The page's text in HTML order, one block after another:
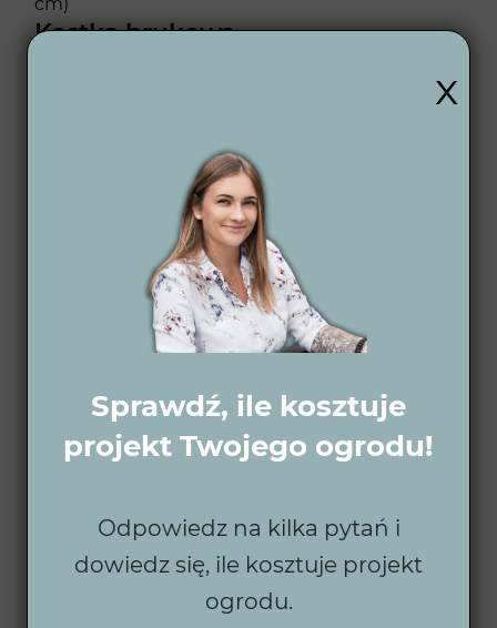
Kostka brukowa
użyta do stworzenia ścieżek i obramowania
Do połączenia różnych poziomów ogrodu
wykorzystaliśmy schody JERSEY 21 Granite
wymiarach 100x35x15 cm, które idealnie wpisały
Obrzeża
Bau – prosty i minimalistyczny design.
Kamienne obrzeżeJULIE blue stone
– wytrzymałe i eleganckie.
Obrzeże wzdłuż trawnika – wykonane z kostki
x
Sprawdź, ile kosztuje
projekt Twojego ogrodu!
Odpowiedz na kilka pytań i
dowiedz się, ile kosztuje projekt
ogrodu.